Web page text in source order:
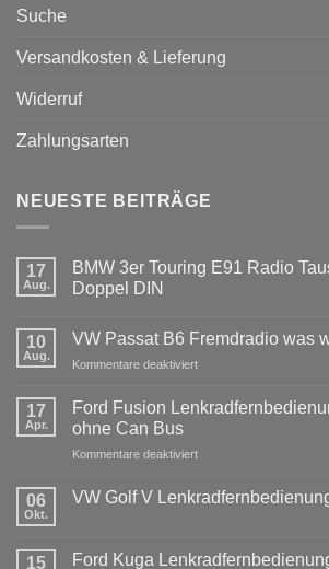
Suche
Versandkosten & Lieferung
Widerruf
Zahlungsarten
NEUESTE BEITRÄGE
17
Aug.
BMW 3er Touring E91 Radio
Doppel DIN
zu
3er
Radio
Tausch
1
DIN
DIN
10
Aug.
VW Passat B6 Fremdradio was
Kommentare deaktiviertfür
Passat
was
benötigt
17
Apr.
Ford Fusion
ohne Can Bus
Kommentare deaktiviertfür
Fusion
Can
06
Okt.
VW Golf V
VW
15 Ford Kuga